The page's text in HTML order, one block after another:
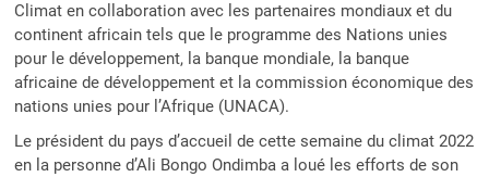
Climat en collaboration avec les partenaires mondiaux et du
continent africain tels que le programme des Nations unies
pour le développement, la banque mondiale, la banque
africaine de développement et la commission économique des
nations unies pour l’Afrique (UNACA).
Le président du pays d’accueil de cette semaine du climat 2022
en la personne d’Ali Bongo Ondimba a loué les efforts de son